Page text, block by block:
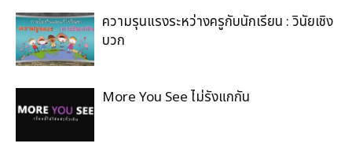
ความรุนแรงระหว่างครูกับนักเรียน : วินัยเชิง
บวก
More You See ไม่รังแกกัน